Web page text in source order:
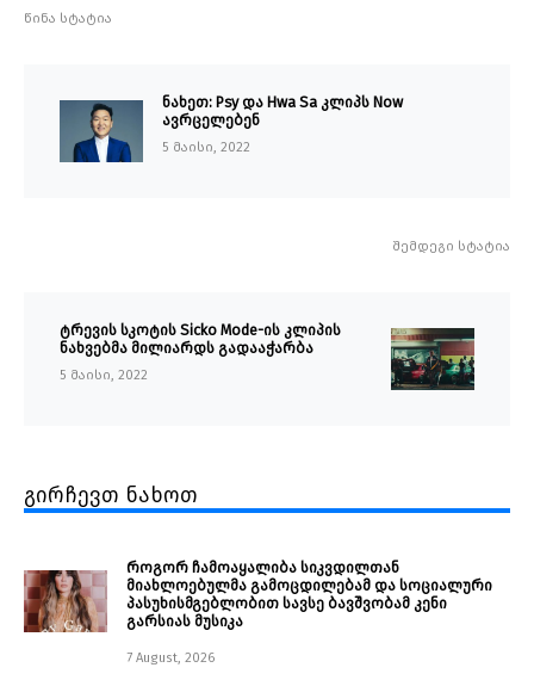
წინა სტატია
ნახეთ: Psy და Hwa Sa კლიპს Now
ავრცელებენ
5 მაისი, 2022
შემდეგი სტატია
ტრევის სკოტის Sicko Mode-ის კლიპის
ნახვებმა მილიარდს გადააჭარბა
5 მაისი, 2022
გირჩევთ ნახოთ
როგორ ჩამოაყალიბა სიკვდილთან
მიახლოებულმა გამოცდილებამ და სოციალური
პასუხისმგებლობით სავსე ბავშვობამ კენი
გარსიას მუსიკა
7 August, 2026